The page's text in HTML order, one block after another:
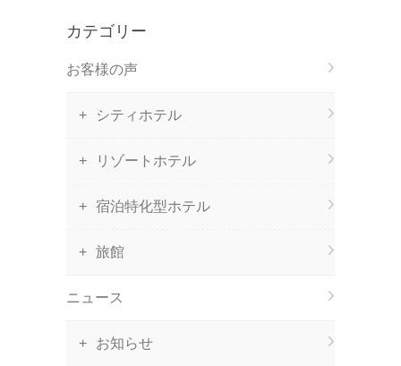
カテゴリー
お客様の声
シティホテル
リゾートホテル
宿泊特化型ホテル
旅館
ニュース
お知らせ